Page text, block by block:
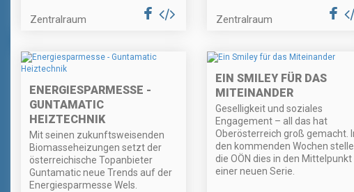
Zentralraum Zentralraum
ENERGIESPARMESSE -
GUNTAMATIC
HEIZTECHNIK
Mit seinen zukunftsweisenden
Biomasseheizungen setzt der
österreichische Topanbieter
Guntamatic neue Trends auf der
Energiesparmesse Wels.
EIN SMILEY FÜR DAS
MITEINANDER
Geselligkeit und soziales
Engagement – all das hat
Oberösterreich groß gemacht.
den kommenden Wochen
die OÖN dies in den Mittelpunkt
einer neuen Serie.